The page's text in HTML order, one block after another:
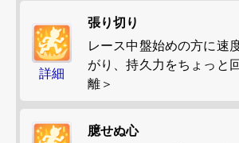
詳細
張り切り
レース中盤始めの方に速
がり、持久力をちょっと
離＞
臆せぬ心